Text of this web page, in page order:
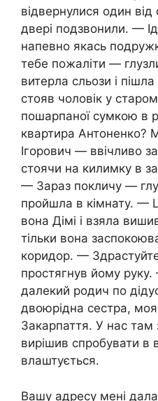
відвернулися один
двері подзвонили. —
напевно якась
тебе пожаліти —
витерла сльози і
стояв чоловік у
пошарпаної сумкою в
квартира Антоненко?
Ігорович — ввічливо
стоячи на килимку в
— Зараз покличу —
пройшла в кімнату. —
вона Дімі і взяла
тільки вона
коридор. —
простягнув йому
далекий родич по
двоюрідна сестра,
Закарпаття. У нас там
вирішив спробувати в
влаштується.
Вашу адресу мені